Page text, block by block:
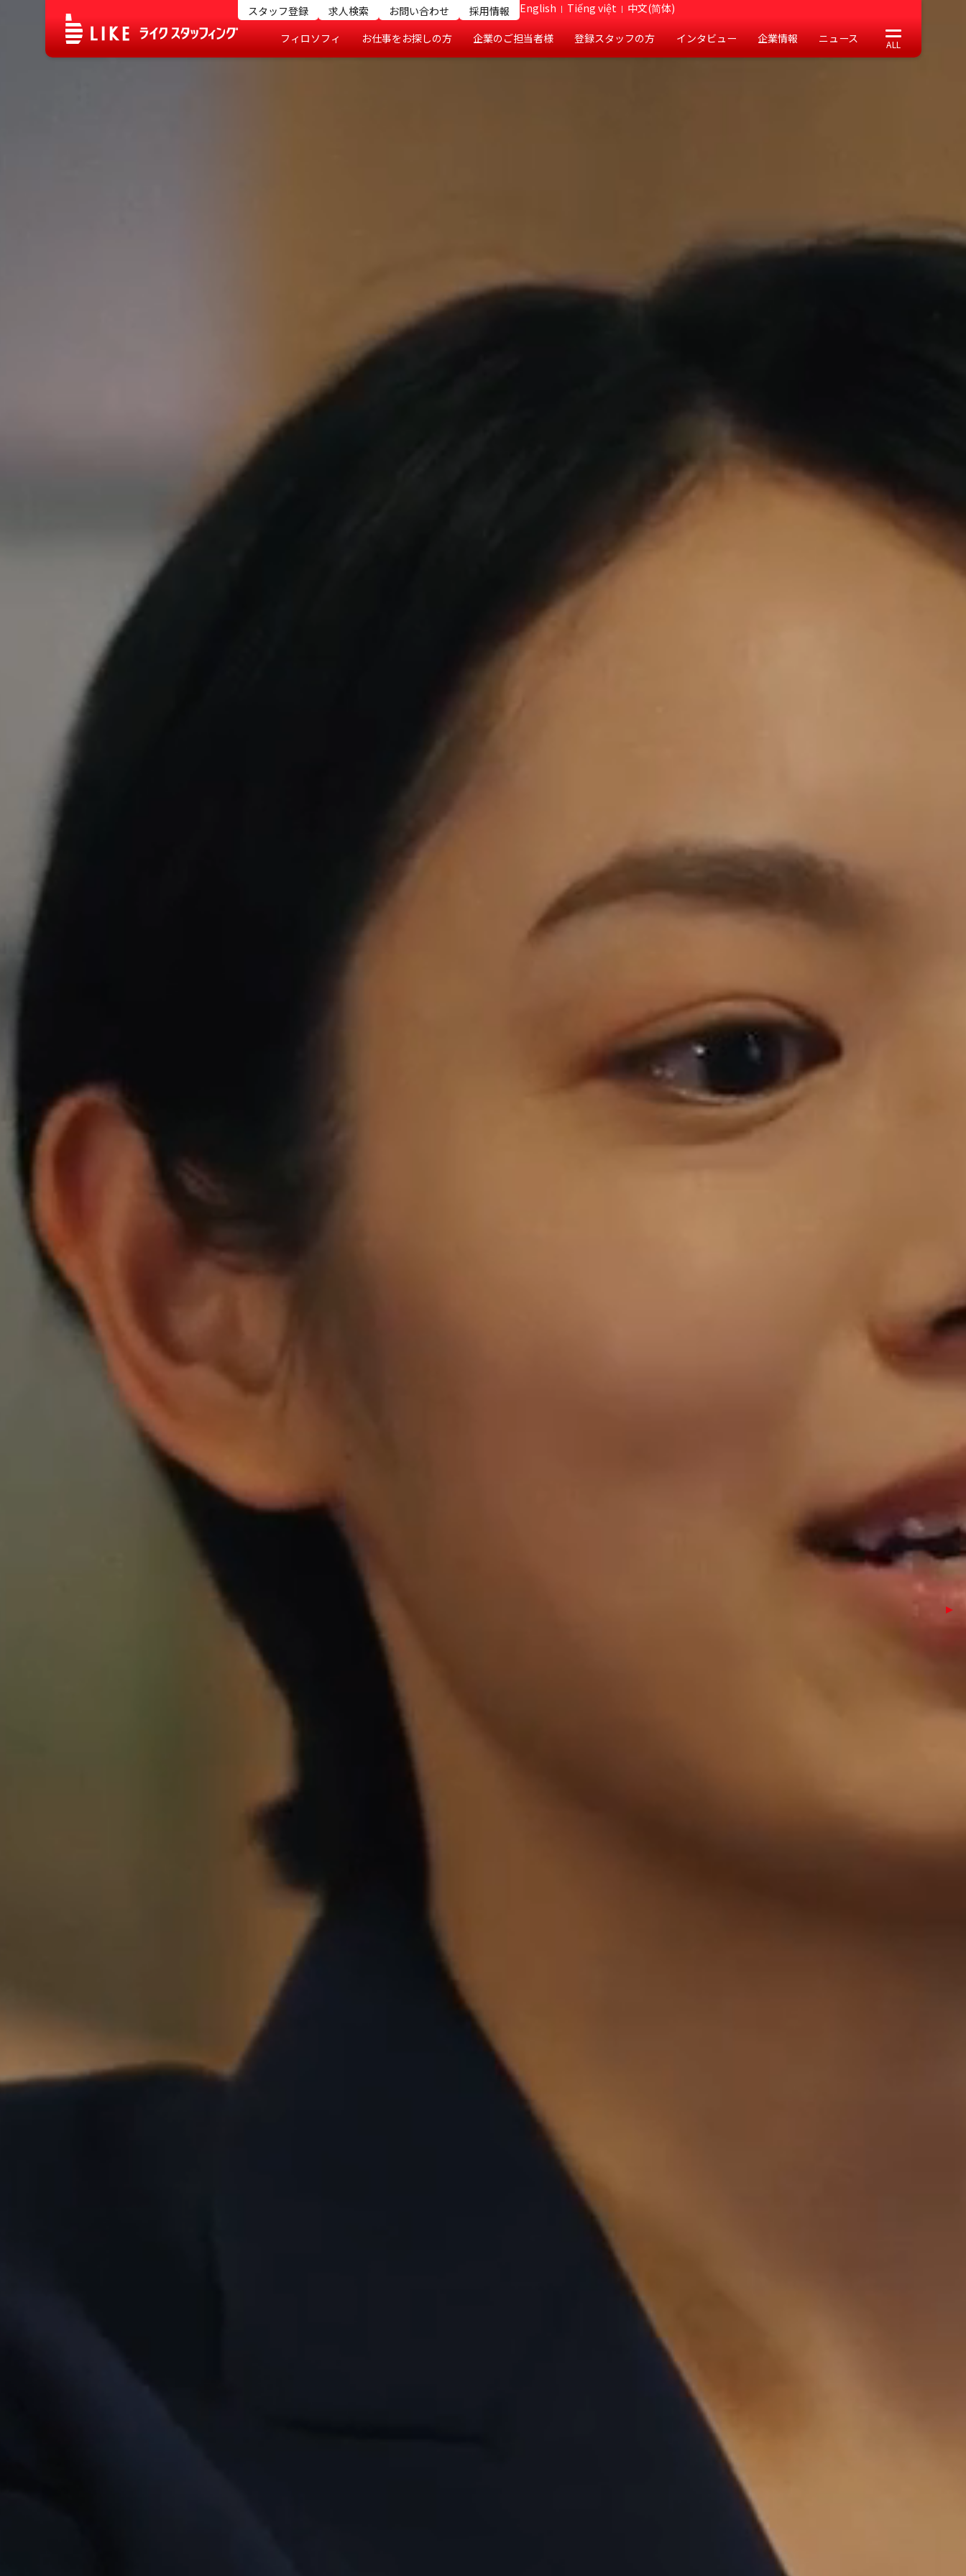
スタッフ登録 求人検索 お問い合わせ 採用情報 English Tiếng việt 中文(简体)
フィロソフィ お仕事をお探しの方 企業のご担当者様 登録スタッフの方 インタビュー 企業情報 ニュース